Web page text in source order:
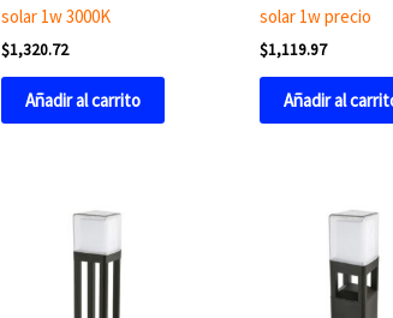
solar 1w 3000K
$1,320.72
Añadir al carrito
solar 1w precio
$1,119.97
Añadir al